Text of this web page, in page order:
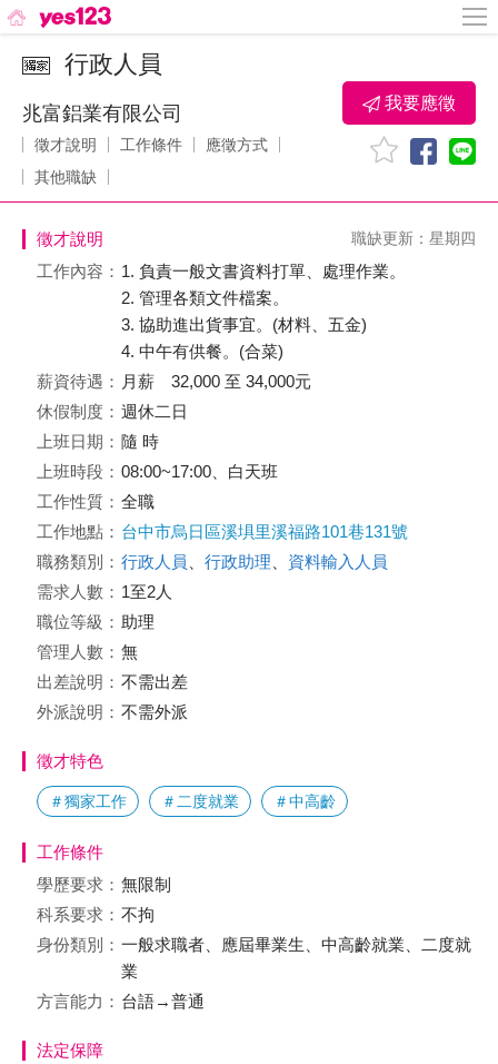
行政人員
兆富鋁業有限公司
徵才說明 工作條件
應徵方式
其他職缺
我要應徵
徵才說明 職缺更新：星期四
工作內容： 1. 負責一般文書資料打單、處理作業。
2. 管理各類文件檔案。
3. 協助進出貨事宜。(材料、五金)
4. 中午有供餐。(合菜)
薪資待遇： 月薪 32,000 至 34,000元
休假制度： 週休二日
上班日期： 隨 時
上班時段： 08:00~17:00、白天班
工作性質： 全職
工作地點： 台中市烏日區溪埧里溪福路101巷131號
職務類別： 行政人員 行政助理
資料輸入人員
需求人數： 1至2人
職位等級： 助理
管理人數： 無
出差說明： 不需出差
外派說明： 不需外派
徵才特色
＃獨家工作 ＃二度就業 ＃中高齡
工作條件
學歷要求： 無限制
科系要求： 不拘
身份類別： 一般求職者、應屆畢業生、中高齡就業、二度就
業
方言能力： 台語→普通
法定保障